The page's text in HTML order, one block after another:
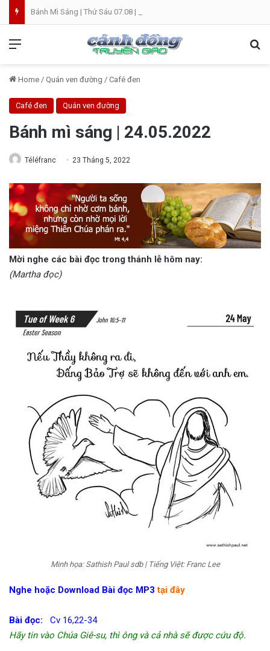
Home / Quán ven đường / Café đen
Café đen Quán ven đường
Bánh mì sáng | 24.05.2022
Téléfranc 23 Tháng 5, 2022
Mời nghe các bài đọc trong thánh lễ hôm nay:
(Martha đọc)
Minh họa: Sathish Paul sdb | Tiếng Việt: Franc Lee
Nghe hoặc Download Bài đọc MP3tại đây
Bài đọc: Cv 16,22-34
Hãy tin vào Chúa Giê-su, thì ông và cả nhà sẽ được cứu độ.